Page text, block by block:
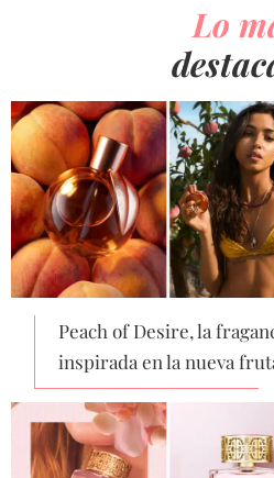
Lo
Peach of Desire, la
inspirada en la nueva